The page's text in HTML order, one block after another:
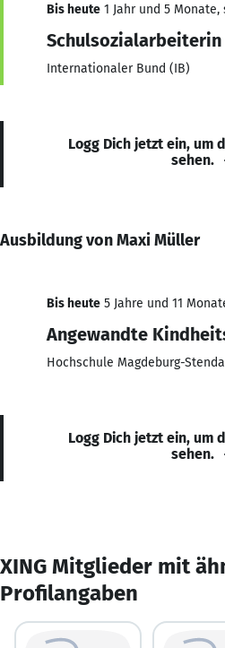
Bis heute 1 Jahr und 5 Monate,
Schulsozialarbeiterin
Internationaler Bund (IB)
Logg Dich jetzt ein, um
sehen.
Ausbildung von Maxi Müller
Bis heute 5 Jahre und 11
Angewandte
Hochschule Magdeburg-
Logg Dich jetzt ein, um
sehen.
XING Mitglieder mit
Profilangaben